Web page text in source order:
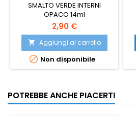
SMALTO VERDE INTERNI
OPACO 14ml
2,90 €
 Aggiungi al carrello
 Non disponibile
POTREBBE ANCHE PIACERTI